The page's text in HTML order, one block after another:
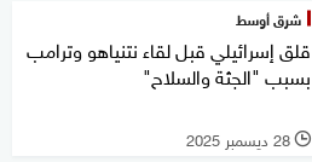
شرق أوسط
قلق إسرائيلي قبل لقاء نتنياهو وترامب
بسبب "الجثة والسلاح"
l 28 ديسمبر 2025